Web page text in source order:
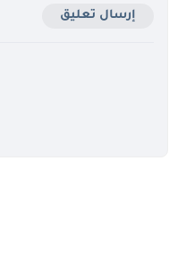
إرسال تعليق